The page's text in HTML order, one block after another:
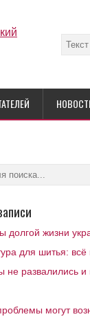
долгой жизни
для шитья:
не развалились и
могут